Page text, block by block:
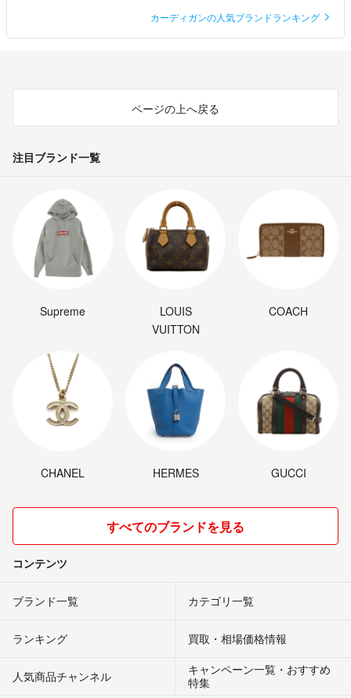
カーディガンの人気ブランドランキング
ページの上へ戻る
注目ブランド一覧
Supreme
LOUIS
VUITTON
COACH
CHANEL HERMES GUCCI
すべてのブランドを見る
コンテンツ
ブランド一覧 カテゴリ一覧
ランキング 買取・相場価格情報
人気商品チャンネル
キャンペーン一覧・おすすめ
特集